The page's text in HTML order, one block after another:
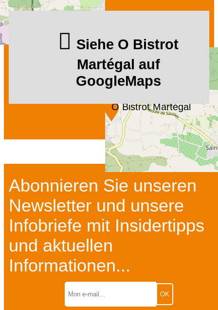
O Bistrot Martégal
Siehe O Bistrot
Martégal auf
GoogleMaps
Abonnieren Sie unseren
Newsletter und unsere
Infobriefe mit Insidertipps
und aktuellen
Informationen...